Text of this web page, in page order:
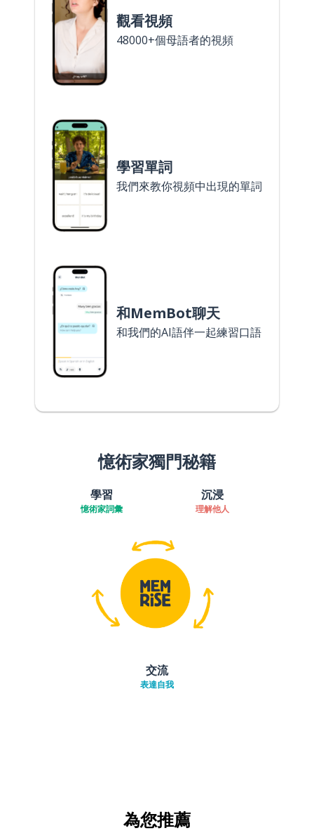
觀看視頻
48000+個母語者的視頻
學習單詞
我們來教你視頻中出現的單詞
和MemBot聊天
和我們的AI語伴一起練習口語
憶術家獨門秘籍
學習
憶術家詞彙
沉浸
理解他人
交流
表達自我
為您推薦